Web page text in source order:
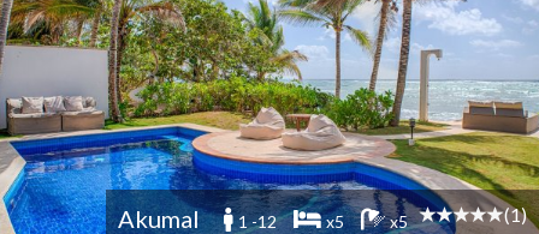
Akumal 1 -12 x5 x5 (1)